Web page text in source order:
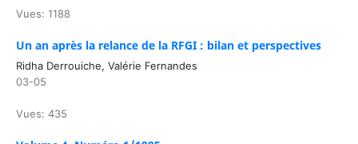
Vues: 1188
Un an après la relance de la RFGI : bilan et perspectives
Ridha Derrouiche, Valérie Fernandes
03-05
Vues: 435